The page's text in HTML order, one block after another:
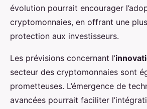
évolution pourrait encourager
cryptomonnaies, en offrant une
protection aux investisseurs.
Les prévisions concernant l’
secteur des cryptomonnaies sont
prometteuses. L’émergence de
avancées pourrait faciliter